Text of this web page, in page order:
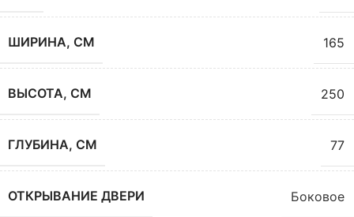
ШИРИНА, СМ 165
ВЫСОТА, СМ 250
ГЛУБИНА, СМ 77
ОТКРЫВАНИЕ ДВЕРИ Боковое